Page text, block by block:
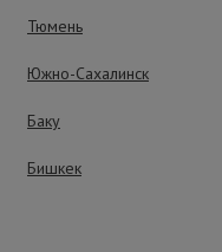
Тюмень
Южно-Сахалинск
Баку
Бишкек